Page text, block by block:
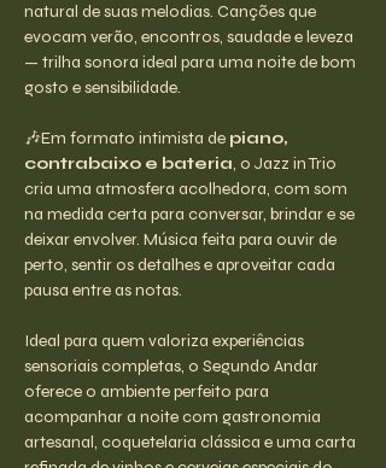
natural de suas melodias. Canções que
evocam verão, encontros, saudade e leveza
— trilha sonora ideal para uma noite de bom
gosto e sensibilidade.
🎶Em formato intimista de piano,
contrabaixo e bateria, o Jazz in Trio
cria uma atmosfera acolhedora, com som
na medida certa para conversar, brindar e se
deixar envolver. Música feita para ouvir de
perto, sentir os detalhes e aproveitar cada
pausa entre as notas.
Ideal para quem valoriza experiências
sensoriais completas, o Segundo Andar
oferece o ambiente perfeito para
acompanhar a noite com gastronomia
artesanal, coquetelaria clássica e uma carta